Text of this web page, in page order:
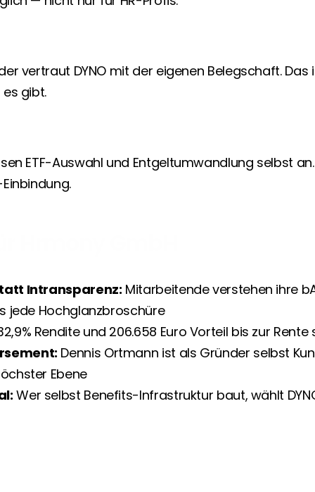
vertraut DYNO mit der eigenen Belegschaft.
gibt.
ETF-Auswahl und Entgeltumwandlung selbst
Intransparenz: Mitarbeitende verstehen ihre
jede Hochglanzbroschüre
Rendite und 206.658 Euro Vorteil bis zur
Dennis Ortmann ist als Gründer selbst
Ebene
Wer selbst Benefits-Infrastruktur baut, wählt